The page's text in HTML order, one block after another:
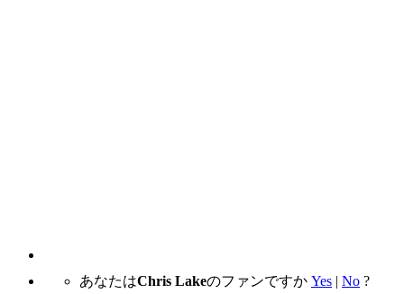
あなたはChris Lakeのファンですか Yes | No ?